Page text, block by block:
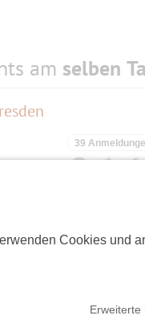
Cookies und
Erweiterte
am selben
39